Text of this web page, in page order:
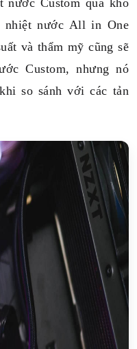
nước Custom quá khó
nhiệt nước All in One
và thẩm mỹ cũng sẽ
Custom, nhưng nó
so sánh với các tản